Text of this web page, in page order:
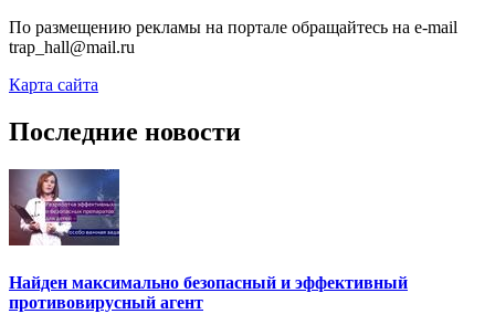
По размещению рекламы на портале обращайтесь на e-mail
trap_hall@mail.ru
Карта сайта
Последние новости
Найден максимально безопасный и эффективный
противовирусный агент